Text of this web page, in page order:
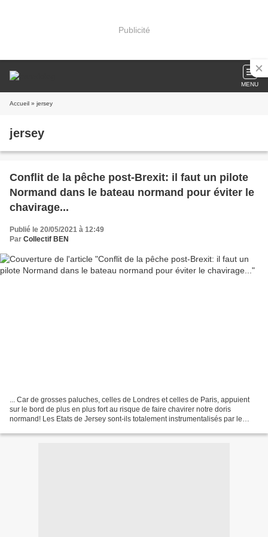
Publicité
MENU
Accueil » jersey
jersey
Conflit de la pêche post-Brexit: il faut un pilote
Normand dans le bateau normand pour éviter le
chavirage...
Publié le 20/05/2021 à 12:49
Par Collectif BEN
... Car de grosses paluches, celles de Londres et celles de Paris, appuient
sur le bord de plus en plus fort au risque de faire chavirer notre doris
normand! Les Etats de Jersey sont-ils totalement instrumentalisés par le